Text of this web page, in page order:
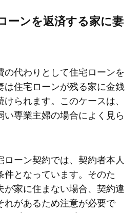
ーンを返済する家に妻
の代わりとして住宅ローンを
は住宅ローンが残る家に金銭
られます。このケースは、
専業主婦の場合によく見ら
ローン契約では、契約者本人
件となっています。そのた
が家に住まない場合、契約違
れがあるため注意が必要で